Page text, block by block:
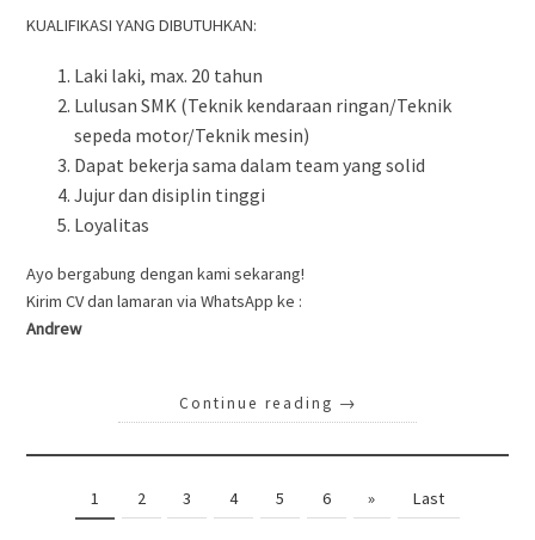
KUALIFIKASI YANG DIBUTUHKAN:
Laki laki, max. 20 tahun
Lulusan SMK (Teknik kendaraan ringan/Teknik
sepeda motor/Teknik mesin)
Dapat bekerja sama dalam team yang solid
Jujur dan disiplin tinggi
Loyalitas
Ayo bergabung dengan kami sekarang!
Kirim CV dan lamaran via WhatsApp ke :
Andrew
Continue reading →
1 2 3 4 5 6 » Last